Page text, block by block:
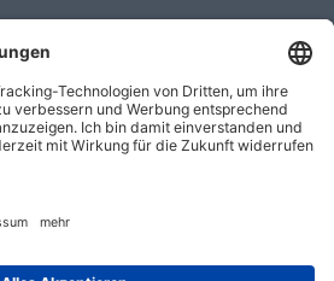
ALLGEMEIN
Kontakt
AGBs